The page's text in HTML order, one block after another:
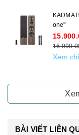
KADMA
one"
Xem
BÀI VIẾT LIÊN